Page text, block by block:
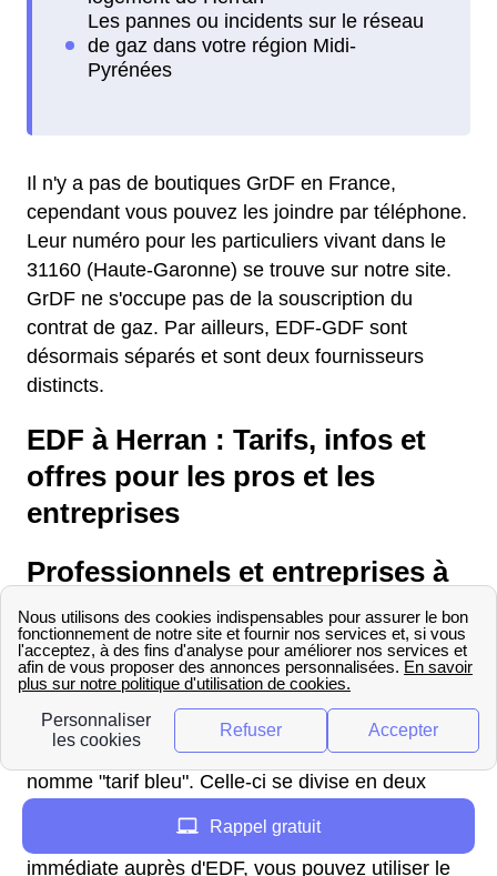
Il n'y a pas de boutiques GrDF en France,
cependant vous pouvez les joindre par téléphone.
Leur numéro pour les particuliers vivant dans le
31160 (Haute-Garonne) se trouve sur notre site.
GrDF ne s'occupe pas de la souscription du
contrat de gaz. Par ailleurs, EDF-GDF sont
désormais séparés et sont deux fournisseurs
distincts.
EDF à Herran : Tarifs, infos et
offres pour les pros et les
entreprises
Professionnels et entreprises à
Herran : contrats, offres,
informations EDF
En tant que professionnel à Herran, vous avez
besoin de l'offre la plus compétitive possible pour
votre entreprise. L'offre d'EDF pour les pros se
nomme "tarif bleu". Celle-ci se divise en deux
pleines/heures creuses. Pour une souscription
immédiate auprès d'EDF, vous pouvez utiliser le
Rappel gratuit